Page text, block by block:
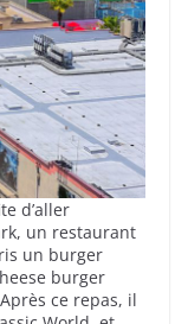
d’aller
un restaurant
un burger
burger
ce repas, il